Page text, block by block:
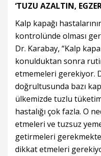
‘TUZU AZALTIN,
Kalp kapağı
kontrolünde olması
Dr. Karabay, “Kalp
konulduktan sonra
etmemeleri gerekiyor.
doğrultusunda bazı
ülkemizde tuzlu
hastalığı çok fazla. O
etmeleri ve tuzsuz
getirmeleri gerekmekte.
dikkat etmeleri